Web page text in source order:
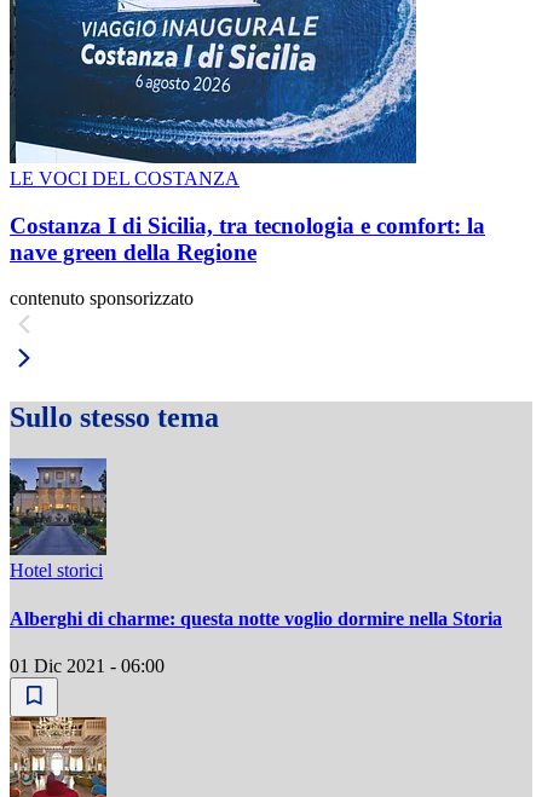
LE VOCI DEL COSTANZA
Costanza I di Sicilia, tra tecnologia e comfort: la
nave green della Regione
contenuto sponsorizzato
Sullo stesso tema
Hotel storici
Alberghi di charme: questa notte voglio dormire nella Storia
01 Dic 2021 - 06:00